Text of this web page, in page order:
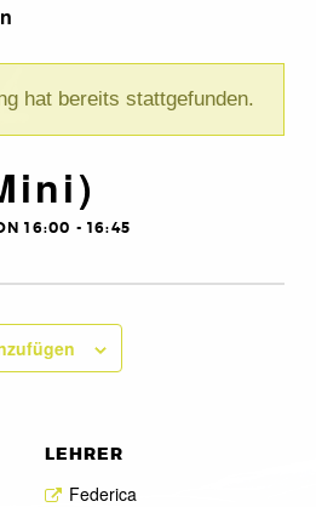
hat bereits stattgefunden.
16:00 -16:45
LEHRER
Federica